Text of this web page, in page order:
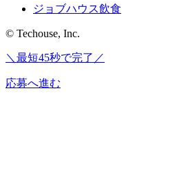
ジョブハウス飲食
© Techouse, Inc.
＼最短45秒で完了／
応募へ進む